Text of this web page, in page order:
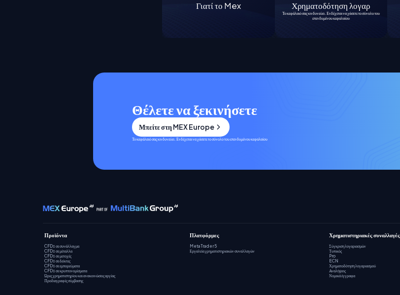
Γιατί το Mex Χρηματοδότηση λογαρ
Το κεφάλαιό σας κινδυνεύει. Ενδέχεται να χάσετε το σύνολο του
επενδυμένου κεφαλαίου
Θέλετε να ξεκινήσετε
Μπείτε στη MEX Europe
Το κεφάλαιό σας κινδυνεύει. Ενδέχεται να χάσετε το σύνολο του επενδυμένου κεφαλαίου
Προϊόντα
CFDs σε συνάλλαγμα
CFDs σε μέταλλα
CFDs σε μετοχές
CFDs σε δείκτες
CFDs σε εμπορεύματα
CFDs σε κρυπτονομίσματα
Ώρες χρηματιστηρίου και ανακοινώσεις αργίας
Προδιαγραφές σύμβασης
Πλατφόρμες
MetaTrader 5
Εργαλεία χρηματιστηριακών συναλλαγών
Χρηματιστηριακές συναλλαγές
Σύγκριση λογαριασμών
Τυπικός
Pro
ECN
Χρηματοδότηση λογαριασμού
Αναλήψεις
Νομικά έγγραφα